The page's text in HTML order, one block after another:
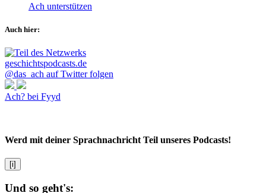
Ach unterstützen
Auch hier:
@das_ach auf Twitter folgen
Ach? bei Fyyd
Werd mit deiner Sprachnachricht Teil unseres Podcasts!
[i]
Und so geht's: